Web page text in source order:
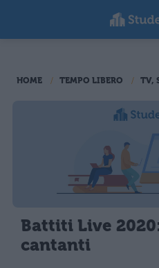
HOME TEMPO LIBERO TV,
Battiti Live
cantanti